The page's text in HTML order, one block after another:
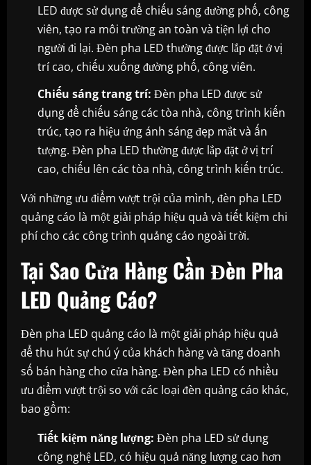
LED được sử dụng để chiếu sáng đường phố, công
viên, tạo ra môi trường an toàn và tiện lợi cho
người đi lại. Đèn pha LED thường được lắp đặt ở vị
trí cao, chiếu xuống đường phố, công viên.
Chiếu sáng trang trí: Đèn pha LED được sử
dụng để chiếu sáng các tòa nhà, công trình kiến
trúc, tạo ra hiệu ứng ánh sáng đẹp mắt và ấn
tượng. Đèn pha LED thường được lắp đặt ở vị trí
cao, chiếu lên các tòa nhà, công trình kiến trúc.
Với những ưu điểm vượt trội của mình, đèn pha LED
quảng cáo là một giải pháp hiệu quả và tiết kiệm chi
phí cho các công trình quảng cáo ngoài trời.
Tại Sao Cửa Hàng Cần Đèn Pha
LED Quảng Cáo?
Đèn pha LED quảng cáo là một giải pháp hiệu quả
để thu hút sự chú ý của khách hàng và tăng doanh
số bán hàng cho cửa hàng. Đèn pha LED có nhiều
ưu điểm vượt trội so với các loại đèn quảng cáo khác,
bao gồm:
Tiết kiệm năng lượng: Đèn pha LED sử dụng
công nghệ LED, có hiệu quả năng lượng cao hơn